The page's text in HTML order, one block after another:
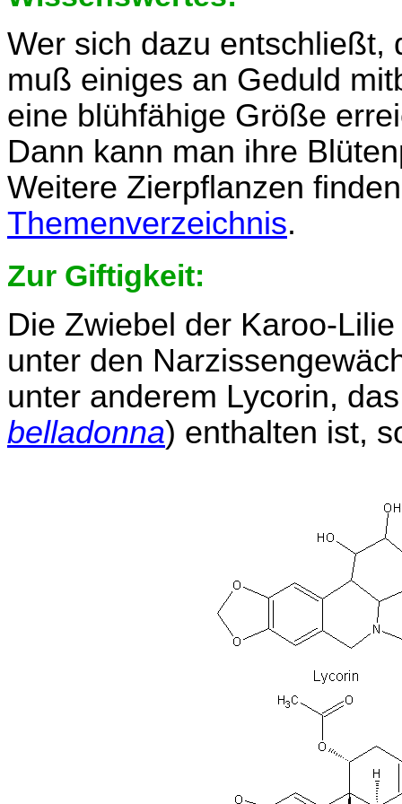
Wer sich dazu entschließt,
muß einiges an Geduld
eine blühfähige Größe
Dann kann man ihre
Weitere Zierpflanzen
Themenverzeichnis.
Zur Giftigkeit:
Die Zwiebel der Karoo-
unter den
unter anderem Lycorin,
belladonna) enthalten ist,